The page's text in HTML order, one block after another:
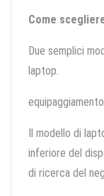
Come
Due semplici
laptop.
Il modello di
inferiore del
di ricerca del